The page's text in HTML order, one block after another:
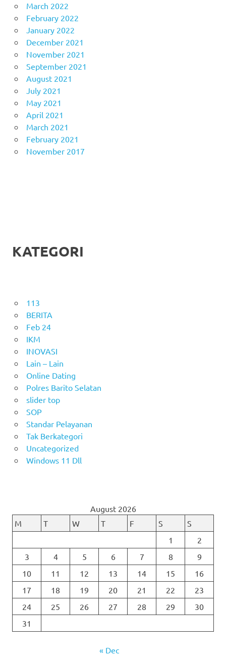
March 2022
February 2022
January 2022
December 2021
November 2021
September 2021
August 2021
July 2021
May 2021
April 2021
March 2021
February 2021
November 2017
KATEGORI
113
BERITA
Feb 24
IKM
INOVASI
Lain – Lain
Online Dating
Polres Barito Selatan
slider top
SOP
Standar Pelayanan
Tak Berkategori
Uncategorized
Windows 11 Dll
August 2026
M
T W T F S
S
1
2
3
4 5 6 7 8
9
10
11 12 13 14 15
16
17
18 19 20 21 22
23
24
25 26 27 28 29
30
31
« Dec